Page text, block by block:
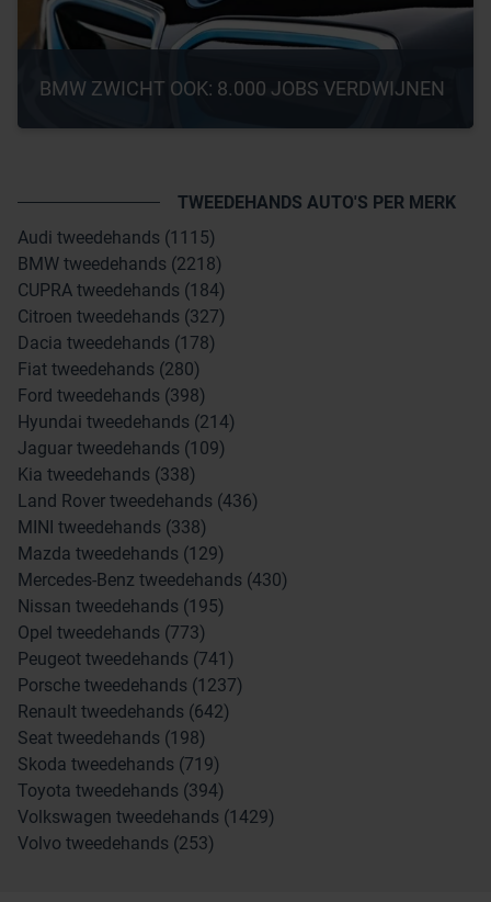
BMW ZWICHT OOK: 8.000 JOBS VERDWIJNEN
TWEEDEHANDS AUTO'S PER MERK
Audi tweedehands (1115)
BMW tweedehands (2218)
CUPRA tweedehands (184)
Citroen tweedehands (327)
Dacia tweedehands (178)
Fiat tweedehands (280)
Ford tweedehands (398)
Hyundai tweedehands (214)
Jaguar tweedehands (109)
Kia tweedehands (338)
Land Rover tweedehands (436)
MINI tweedehands (338)
Mazda tweedehands (129)
Mercedes-Benz tweedehands (430)
Nissan tweedehands (195)
Opel tweedehands (773)
Peugeot tweedehands (741)
Porsche tweedehands (1237)
Renault tweedehands (642)
Seat tweedehands (198)
Skoda tweedehands (719)
Toyota tweedehands (394)
Volkswagen tweedehands (1429)
Volvo tweedehands (253)